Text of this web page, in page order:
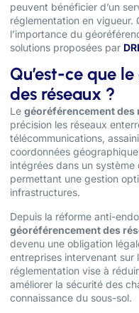
peuvent bénéficier d’un
réglementation en vigueur.
l’importance du
solutions proposées par
Qu’est-ce que
des réseaux ?
Le géoréférencement des
précision les réseaux
télécommunications,
coordonnées
intégrées dans un système
permettant une gestion
infrastructures.
Depuis la réforme anti-
géoréférencement des
devenu une obligation
entreprises intervenant sur
réglementation vise à
améliorer la sécurité des
connaissance du sous-sol.